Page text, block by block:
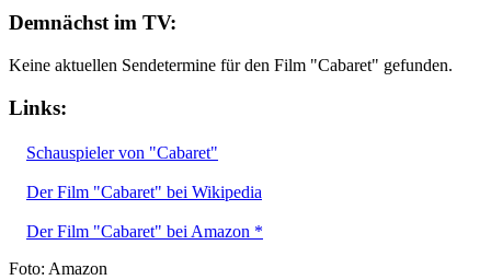
Demnächst im TV:
Keine aktuellen Sendetermine für den Film "Cabaret" gefunden.
Links:
Schauspieler von "Cabaret"
Der Film "Cabaret" bei Wikipedia
Der Film "Cabaret" bei Amazon *
Foto: Amazon